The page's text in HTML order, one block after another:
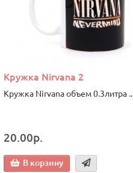
Кружка Nirvana 2
Кружка Nirvana объем 0.3литра ..
20.00р.
В корзину